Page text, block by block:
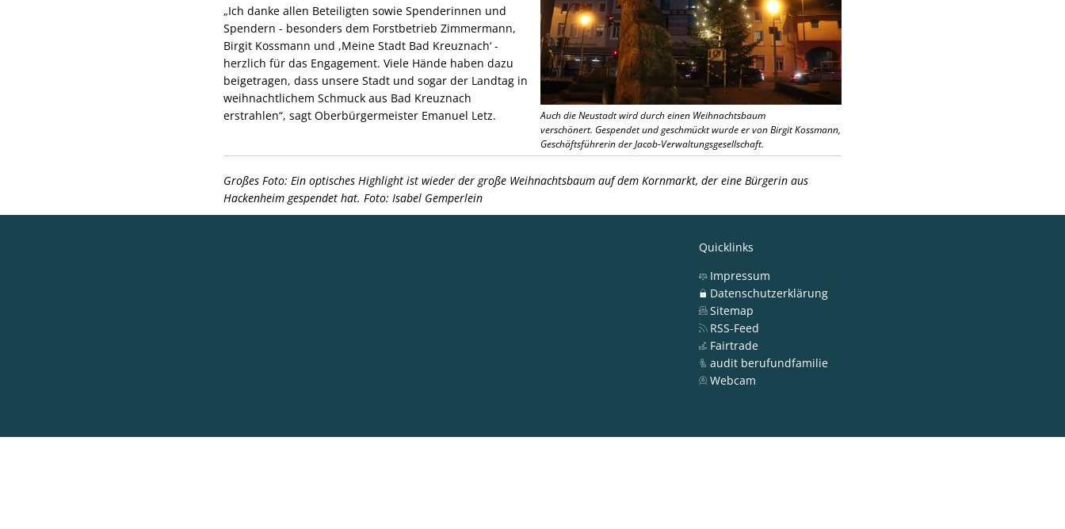
Auch die Neustadt wird durch einen Weihnachtsbaum
verschönert. Gespendet und geschmückt wurde er von Birgit Kossmann,
Geschäftsführerin der Jacob-Verwaltungsgesellschaft.
„Ich danke allen Beteiligten sowie Spenderinnen und
Spendern - besonders dem Forstbetrieb Zimmermann,
Birgit Kossmann und ,Meine Stadt Bad Kreuznach‘ -
herzlich für das Engagement. Viele Hände haben dazu
beigetragen, dass unsere Stadt und sogar der Landtag in
weihnachtlichem Schmuck aus Bad Kreuznach
erstrahlen“, sagt Oberbürgermeister Emanuel Letz.
Großes Foto: Ein optisches Highlight ist wieder der große Weihnachtsbaum auf dem Kornmarkt, der eine Bürgerin aus
Hackenheim gespendet hat. Foto: Isabel Gemperlein
Quicklinks
Impressum
Datenschutzerklärung
Sitemap
RSS-Feed
Fairtrade
audit berufundfamilie
Webcam